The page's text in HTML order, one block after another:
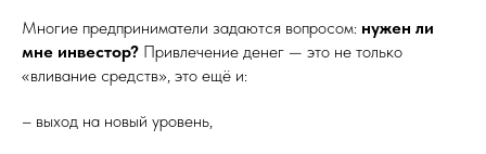
Многие предприниматели задаются вопросом: нужен ли
мне инвестор? Привлечение денег — это не только
«вливание средств», это ещё и:
– выход на новый уровень,